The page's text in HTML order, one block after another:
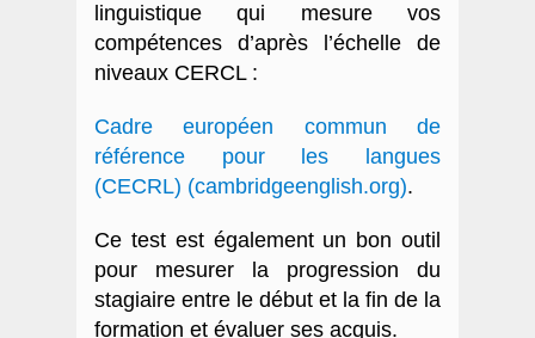
linguistique qui mesure vos
compétences d’après l’échelle de
niveaux CERCL :
Cadre européen commun de
référence pour les langues
(CECRL) (cambridgeenglish.org).
Ce test est également un bon outil
pour mesurer la progression du
stagiaire entre le début et la fin de la
formation et évaluer ses acquis.